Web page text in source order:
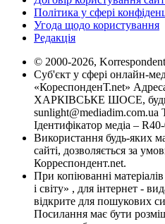
Політика у сфері
Угода щодо користування
Редакція
© 2000-2026,
Суб'єкт у сфері онлайн-
«КореспонденТ.net»
ХАРКІВСЬКЕ ШОСЕ,
sunlight@mediadim.com.ua
Ідентифікатор медіа –
Використання будь-яких
сайті, дозволяється за
Корреспондент.net.
При копіюванні
і світу» , для інтернет -
відкрите для пошукових
Посилання має бути